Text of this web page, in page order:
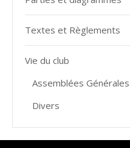
Textes et Règlements
Vie du club
Assemblées Générales
Divers